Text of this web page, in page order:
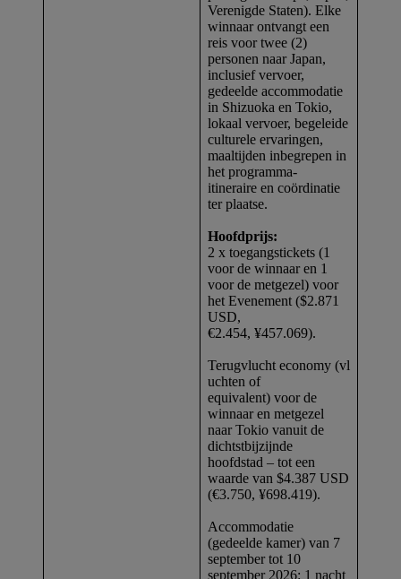
Verenigde Staten). Elke
winnaar ontvangt een
reis voor twee (2)
personen naar Japan,
inclusief vervoer,
gedeelde accommodatie
in Shizuoka en Tokio,
lokaal vervoer, begeleide
culturele ervaringen,
maaltijden inbegrepen in
het programma-
itineraire en coördinatie
ter plaatse.
Hoofdprijs:
2 x toegangstickets (1
voor de winnaar en 1
voor de metgezel) voor
het Evenement ($2.871
USD,
€2.454, ¥457.069).
Terugvlucht economy (vl
uchten of
equivalent) voor de
winnaar en metgezel
naar Tokio vanuit de
dichtstbijzijnde
hoofdstad – tot een
waarde van $4.387 USD
(€3.750, ¥698.419).
Accommodatie
(gedeelde kamer) van 7
september tot 10
september 2026: 1 nacht